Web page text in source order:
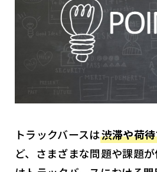
トラックバースは渋滞や荷
ど、さまざまな問題や課題